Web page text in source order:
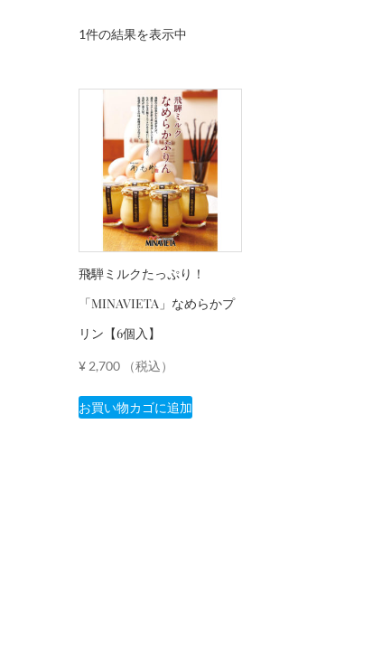
1件の結果を表示中
飛騨ミルクたっぷり！
「MINAVIETA」なめらかプ
リン【6個入】
¥ 2,700 （税込）
お買い物カゴに追加